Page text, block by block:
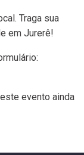
Traga sua
em Jurerê!
evento ainda